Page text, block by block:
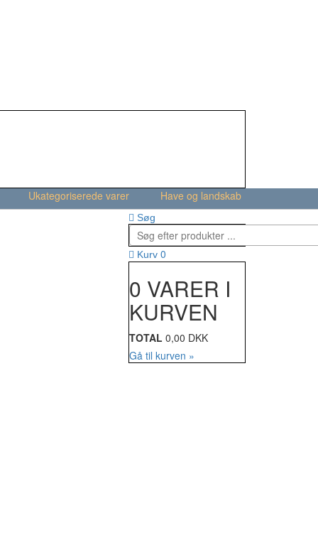
Ukategoriserede varer Have og landskab
Søg
Kurv 0
0 VARER I
KURVEN
TOTAL 0,00 DKK
Gå til kurven »